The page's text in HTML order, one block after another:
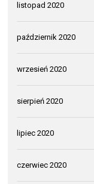
listopad 2020
październik 2020
wrzesień 2020
sierpień 2020
lipiec 2020
czerwiec 2020